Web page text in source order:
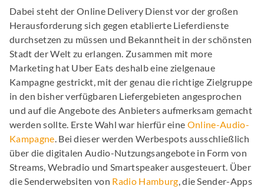
Dabei steht der Online Delivery Dienst vor der großen
Herausforderung sich gegen etablierte Lieferdienste
durchsetzen zu müssen und Bekanntheit in der schönsten
Stadt der Welt zu erlangen. Zusammen mit more
Marketing hat Uber Eats deshalb eine zielgenaue
Kampagne gestrickt, mit der genau die richtige Zielgruppe
in den bisher verfügbaren Liefergebieten angesprochen
und auf die Angebote des Anbieters aufmerksam gemacht
werden sollte. Erste Wahl war hierfür eine Online-Audio-
Kampagne. Bei dieser werden Werbespots ausschließlich
über die digitalen Audio-Nutzungsangebote in Form von
Streams, Webradio und Smartspeaker ausgesteuert. Über
die Senderwebsiten von Radio Hamburg, die Sender-Apps